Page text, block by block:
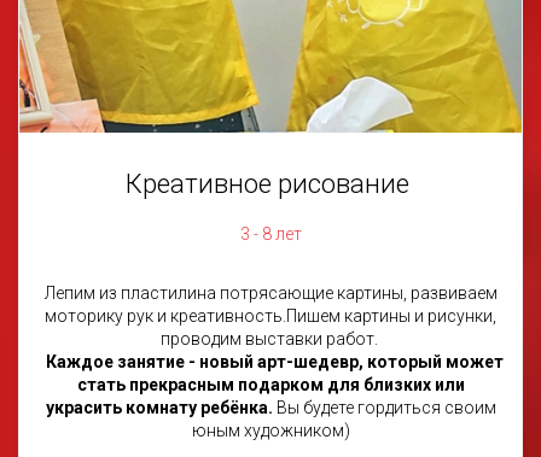
Креативное рисование
3 - 8 лет
Лепим из пластилина потрясающие картины, развиваем
моторику рук и креативность.Пишем картины и рисунки,
проводим выставки работ.
Каждое занятие - новый арт-шедевр, который может
стать прекрасным подарком для близких или
украсить комнату ребёнка. Вы будете гордиться своим
юным художником)